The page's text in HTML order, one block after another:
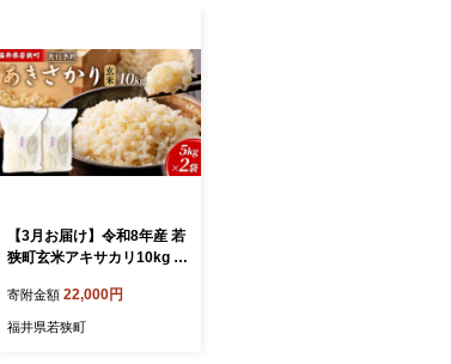
【3月お届け】令和8年産 若
狭町玄米アキサカリ10kg 米
寄附金額 22,000円
福井県若狭町